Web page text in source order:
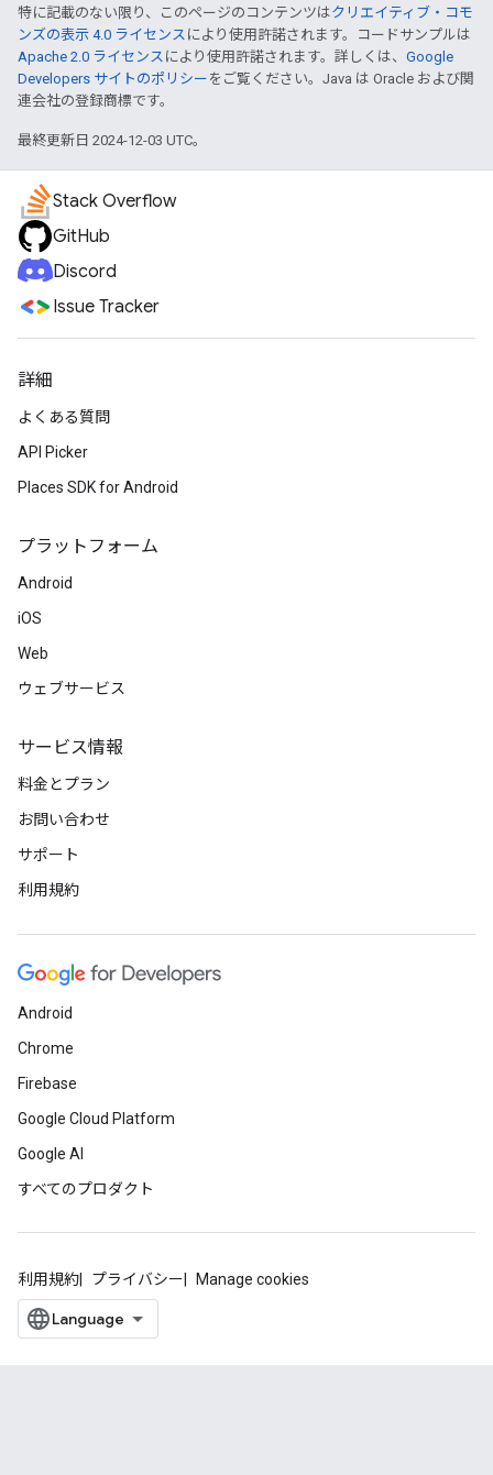
特に記載のない限り、このページのコンテンツはクリエイティブ・コモ
ンズの表示 4.0 ライセンス により使用許諾されます。コードサンプルは
Apache 2.0 ライセンス により使用許諾されます。詳しくは、 Google
Developers サイトのポリシー をご覧ください。Java は Oracle および関
連会社の登録商標です。
最終更新日 2024-12-03 UTC。
Stack Overflow
GitHub
Discord
Issue Tracker
詳細
よくある質問
API Picker
Places SDK for Android
プラットフォーム
Android
iOS
Web
ウェブサービス
サービス情報
料金とプラン
お問い合わせ
サポート
利用規約
Android
Chrome
Firebase
Google Cloud Platform
Google AI
すべてのプロダクト
利用規約 プライバシー Manage cookies